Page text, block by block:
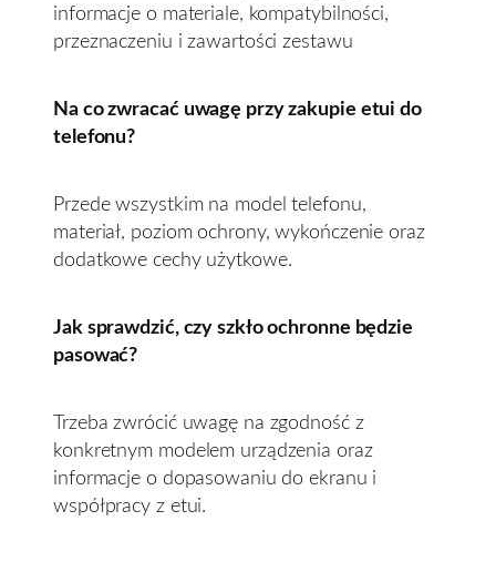
informacje o materiale, kompatybilności,
przeznaczeniu i zawartości zestawu
Na co zwracać uwagę przy zakupie etui do
telefonu?
Przede wszystkim na model telefonu,
materiał, poziom ochrony, wykończenie oraz
dodatkowe cechy użytkowe.
Jak sprawdzić, czy szkło ochronne będzie
pasować?
Trzeba zwrócić uwagę na zgodność z
konkretnym modelem urządzenia oraz
informacje o dopasowaniu do ekranu i
współpracy z etui.